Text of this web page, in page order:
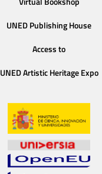
UNED Publishing House
Access to
UNED Artistic Heritage Expo